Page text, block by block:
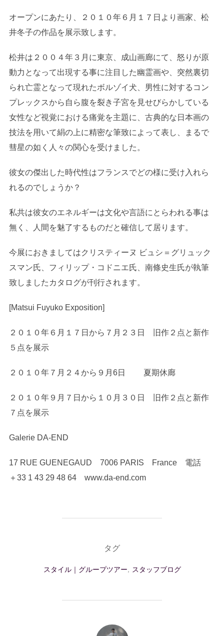
オープンにあたり、２０１０年６月１７日より画家、松
井冬子の作品を展示致します。
松井は２００４年３月に東京、成山画廊にて、怒りが原
動力となって出現する事に注目した幽霊画や、突然裏切
られ亡霊となって現れたボルゾイ犬、男性に対するコン
プレックスから自ら腹を裂き子宮を見せびらかしている
女性など視覚における痛覚を主題に、古典的な日本画の
技法を用いて絹の上に精密な筆致によって表し、まるで
彗星の如く人々の関心を受けました。
彼女の傑出した時代性はフランスでどの様に受け入れら
れるのでしょうか？
私共は彼女のエネルギーは文化や言語にとらわれる事は
無く、人間を魅了するものだと確信して居ります。
今展におきましてはクリスティーヌ ビュシ＝グリュック
スマン氏、フィリップ・コドニエ氏、南條史生氏が執筆
致しましたカタログが刊行されます。
[Matsui Fuyuko Exposition]
２０１０年６月１７日から７月２３日 旧作２点と新作
５点を展示
２０１０年７月２４から９月6日 夏期休廊
２０１０年９月７日から１０月３０日 旧作２点と新作
７点を展示
Galerie DA-END
17 RUE GUENEGAUD 7006 PARIS France 電話
＋33 1 43 29 48 64 www.da-end.com
タグ
スタイル｜グループツアー, スタッフブログ
投稿者